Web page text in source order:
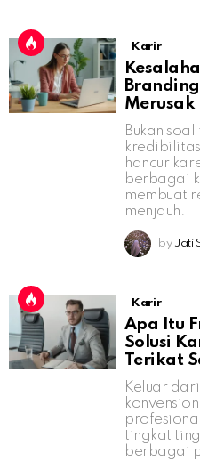
Karir
Merusak
Bukan
hancur
berbagai
membuat
menjauh.
by Jati
Karir
Apa Itu
Solusi
Terikat
Keluar
tingkat
berbagai